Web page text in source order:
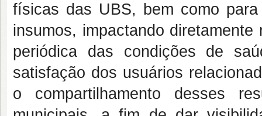
físicas das UBS, bem como
insumos, impactando diretamente
periódica das condições de
satisfação dos usuários
o compartilhamento desses